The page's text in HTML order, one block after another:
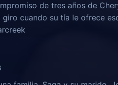
de tres años de
giro cuando su tía le ofrece